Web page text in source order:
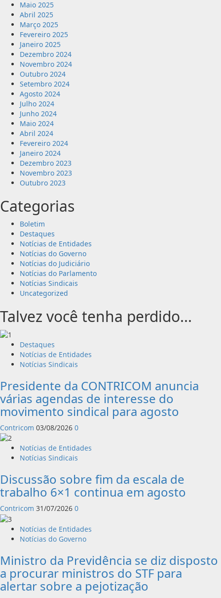
Maio 2025
Abril 2025
Março 2025
Fevereiro 2025
Janeiro 2025
Dezembro 2024
Novembro 2024
Outubro 2024
Setembro 2024
Agosto 2024
Julho 2024
Junho 2024
Maio 2024
Abril 2024
Fevereiro 2024
Janeiro 2024
Dezembro 2023
Novembro 2023
Outubro 2023
Categorias
Boletim
Destaques
Notícias de Entidades
Notícias do Governo
Notícias do Judiciário
Notícias do Parlamento
Notícias Sindicais
Uncategorized
Talvez você tenha perdido...
Destaques
Notícias de Entidades
Notícias Sindicais
Presidente da CONTRICOM anuncia
várias agendas de interesse do
movimento sindical para agosto
Contricom 03/08/2026 0
Notícias de Entidades
Notícias Sindicais
Discussão sobre fim da escala de
trabalho 6×1 continua em agosto
Contricom 31/07/2026 0
Notícias de Entidades
Notícias do Governo
Ministro da Previdência se diz disposto
a procurar ministros do STF para
alertar sobre a pejotização